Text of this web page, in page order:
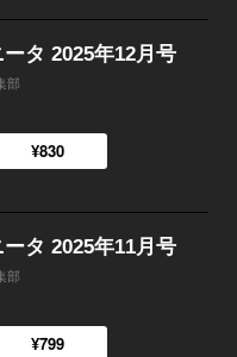
タ 2025年12月号
部
¥830
タ 2025年11月号
部
¥799